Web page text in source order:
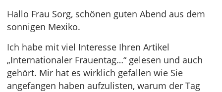
Hallo Frau Sorg, schönen guten Abend aus dem
sonnigen Mexiko.
Ich habe mit viel Interesse Ihren Artikel
„Internationaler Frauentag…“ gelesen und auch
gehört. Mir hat es wirklich gefallen wie Sie
angefangen haben aufzulisten, warum der Tag